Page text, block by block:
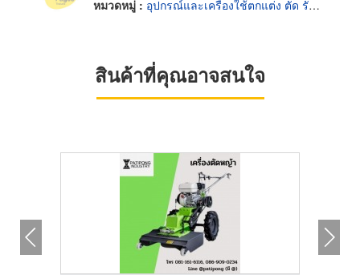
หมวดหมู่ : อุปกรณ์และเครื่องใช้ตกแต่ง ตัด รักษาต้นไม้
สินค้าที่คุณอาจสนใจ